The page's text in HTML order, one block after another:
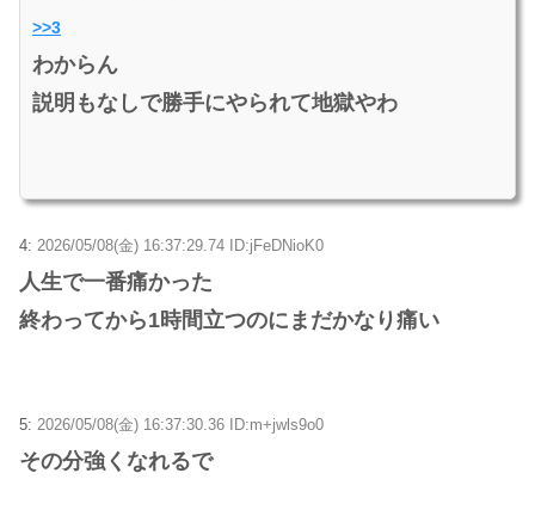
>>3
わからん
説明もなしで勝手にやられて地獄やわ
4: 2026/05/08(金) 16:37:29.74 ID:jFeDNioK0
人生で一番痛かった
終わってから1時間立つのにまだかなり痛い
5: 2026/05/08(金) 16:37:30.36 ID:m+jwls9o0
その分強くなれるで